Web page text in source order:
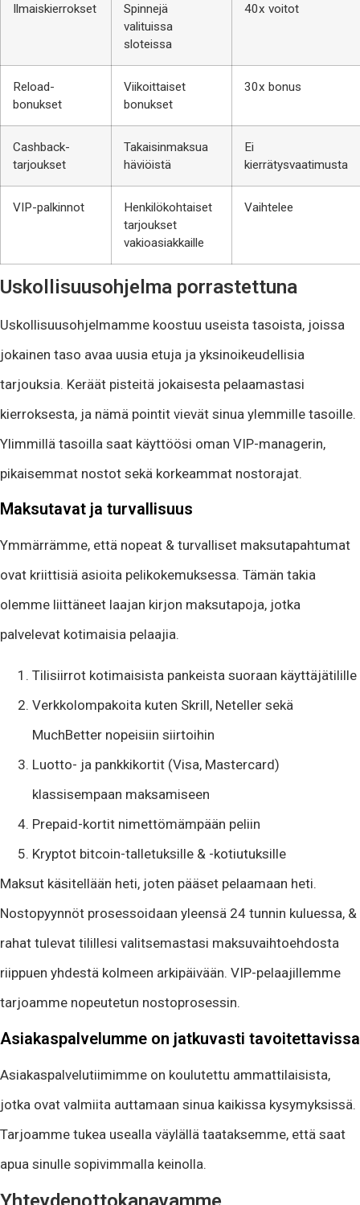
Ilmaiskierrokset
Spinnejä
valituissa
sloteissa
40x voitot
Reload-
bonukset
Viikoittaiset
bonukset
30x bonus
Cashback-
tarjoukset
Takaisinmaksua
häviöistä
Ei
kierrätysvaatimusta
VIP-palkinnot
Henkilökohtaiset
tarjoukset
vakioasiakkaille
Vaihtelee
Uskollisuusohjelma porrastettuna
Uskollisuusohjelmamme koostuu useista tasoista, joissa
jokainen taso avaa uusia etuja ja yksinoikeudellisia
tarjouksia. Keräät pisteitä jokaisesta pelaamastasi
kierroksesta, ja nämä pointit vievät sinua ylemmille tasoille.
Ylimmillä tasoilla saat käyttöösi oman VIP-managerin,
pikaisemmat nostot sekä korkeammat nostorajat.
Maksutavat ja turvallisuus
Ymmärrämme, että nopeat & turvalliset maksutapahtumat
ovat kriittisiä asioita pelikokemuksessa. Tämän takia
olemme liittäneet laajan kirjon maksutapoja, jotka
palvelevat kotimaisia pelaajia.
Tilisiirrot kotimaisista pankeista suoraan käyttäjätilille
Verkkolompakoita kuten Skrill, Neteller sekä
MuchBetter nopeisiin siirtoihin
Luotto- ja pankkikortit (Visa, Mastercard)
klassisempaan maksamiseen
Prepaid-kortit nimettömämpään peliin
Kryptot bitcoin-talletuksille & -kotiutuksille
Maksut käsitellään heti, joten pääset pelaamaan heti.
Nostopyynnöt prosessoidaan yleensä 24 tunnin kuluessa, &
rahat tulevat tilillesi valitsemastasi maksuvaihtoehdosta
riippuen yhdestä kolmeen arkipäivään. VIP-pelaajillemme
tarjoamme nopeutetun nostoprosessin.
Asiakaspalvelumme on jatkuvasti tavoitettavissa
Asiakaspalvelutiimimme on koulutettu ammattilaisista,
jotka ovat valmiita auttamaan sinua kaikissa kysymyksissä.
Tarjoamme tukea usealla väylällä taataksemme, että saat
apua sinulle sopivimmalla keinolla.